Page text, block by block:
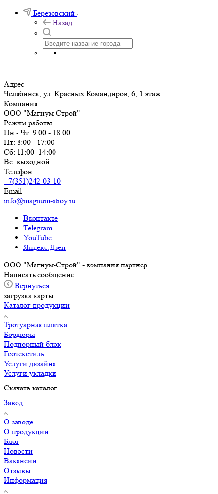
Березовский
Назад
Адрес
Челябинск, ул. Красных Командиров, 6, 1 этаж
Компания
ООО "Магнум-Строй"
Режим работы
Пн - Чт: 9:00 - 18:00
Пт: 8:00 - 17:00
Сб: 11:00 -14:00
Вс: выходной
Телефон
+7(351)242-03-10
Email
info@magnum-stroy.ru
Вконтакте
Telegram
YouTube
Яндекс.Дзен
ООО "Магнум-Строй" - компания партнер.
Написать сообщение
Вернуться
загрузка карты...
Каталог продукции
Тротуарная плитка
Бордюры
Подпорный блок
Геотекстиль
Услуги дизайна
Услуги укладки
Скачать каталог
Завод
О заводе
О продукции
Блог
Новости
Вакансии
Отзывы
Информация